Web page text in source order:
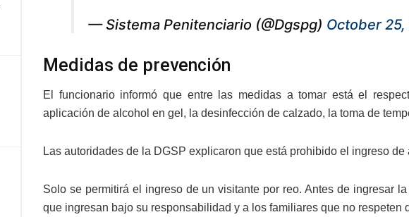
— Sistema Penitenciario (@Dgspg) October
Medidas de prevención
El funcionario informó que entre las medidas a tomar está el
aplicación de alcohol en gel, la desinfección de calzado, la toma de
Las autoridades de la DGSP explicaron que está prohibido el ingreso
Solo se permitirá el ingreso de un visitante por reo. Antes de ingresar
que ingresan bajo su responsabilidad y a los familiares que no respeten